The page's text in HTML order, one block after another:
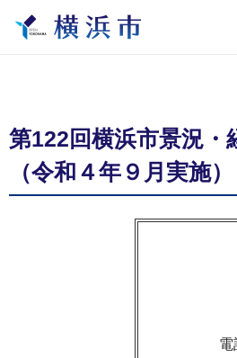
第122回横浜市景況・
（令和４年９月実施
電